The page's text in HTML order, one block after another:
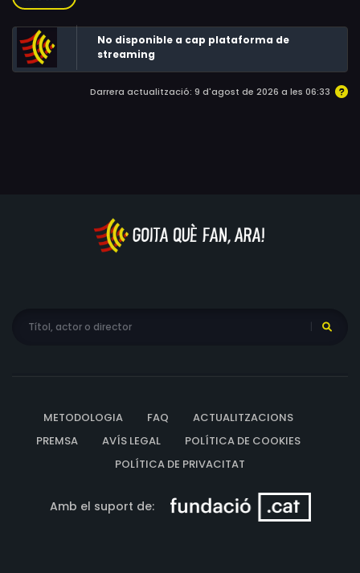
Aquest documental mostra l’exposició que la Royal
Academy of Arts de Londres va dedicar a aquest tema i
fa un repàs de la fascinació social pels jardins d’artistes
importants de principis del segle XX.
No disponible a cap plataforma de
streaming
Darrera actualització: 9 d'agost de 2026 a les 06:33
METODOLOGIA FAQ
ACTUALITZACIONS
PREMSA
AVÍS LEGAL
POLÍTICA DE COOKIES
POLÍTICA DE PRIVACITAT
Amb el suport de: